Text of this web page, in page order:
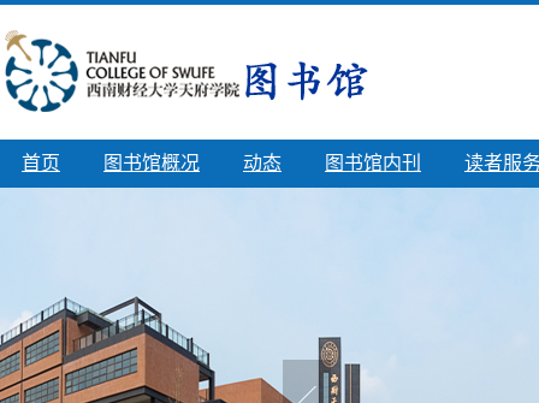
首页 图书馆概况 动态 图书馆内刊 读者服